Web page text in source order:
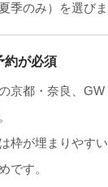
季のみ）を選びま
約が必須
京都・奈良、
枠が埋まりやす
です。